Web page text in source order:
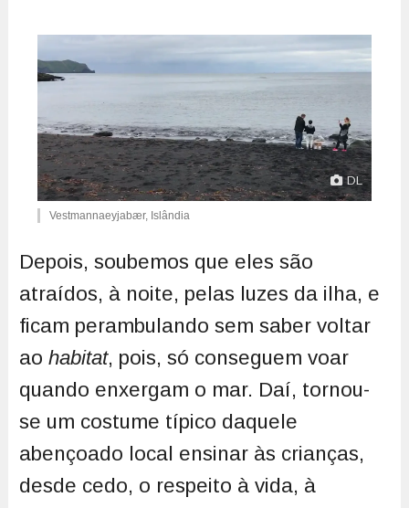
DL
Vestmannaeyjabær, Islândia
Depois, soubemos que eles são
atraídos, à noite, pelas luzes da ilha, e
ficam perambulando sem saber voltar
ao habitat, pois, só conseguem voar
quando enxergam o mar. Daí, tornou-
se um costume típico daquele
abençoado local ensinar às crianças,
desde cedo, o respeito à vida, à